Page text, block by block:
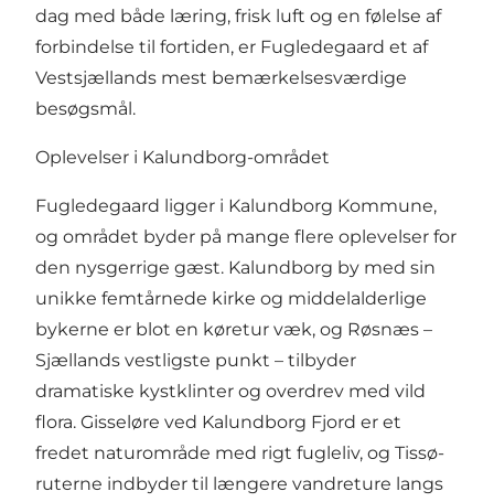
dag med både læring, frisk luft og en følelse af
forbindelse til fortiden, er Fugledegaard et af
Vestsjællands mest bemærkelsesværdige
besøgsmål.
Oplevelser i Kalundborg-området
Fugledegaard ligger i Kalundborg Kommune,
og området byder på mange flere oplevelser for
den nysgerrige gæst. Kalundborg by med sin
unikke femtårnede kirke og middelalderlige
bykerne er blot en køretur væk, og Røsnæs –
Sjællands vestligste punkt – tilbyder
dramatiske kystklinter og overdrev med vild
flora. Gisseløre ved Kalundborg Fjord er et
fredet naturområde med rigt fugleliv, og Tissø-
ruterne indbyder til længere vandreture langs